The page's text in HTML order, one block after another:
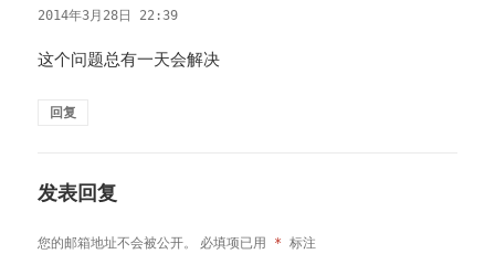
道：
2014年3月28日 22:39
这个问题总有一天会解决
回复
发表回复
您的邮箱地址不会被公开。 必填项已用 * 标注